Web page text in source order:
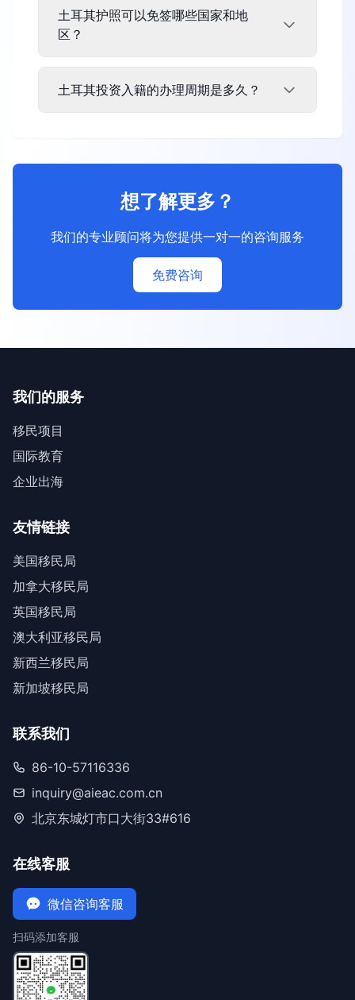
土耳其护照可以免签哪些国家和地
区？
土耳其投资入籍的办理周期是多久？
想了解更多？
我们的专业顾问将为您提供一对一的咨询服务
免费咨询
我们的服务
移民项目
国际教育
企业出海
友情链接
美国移民局
加拿大移民局
英国移民局
澳大利亚移民局
新西兰移民局
新加坡移民局
联系我们
86-10-57116336
inquiry@aieac.com.cn
北京东城灯市口大街33#616
在线客服
微信咨询客服
扫码添加客服